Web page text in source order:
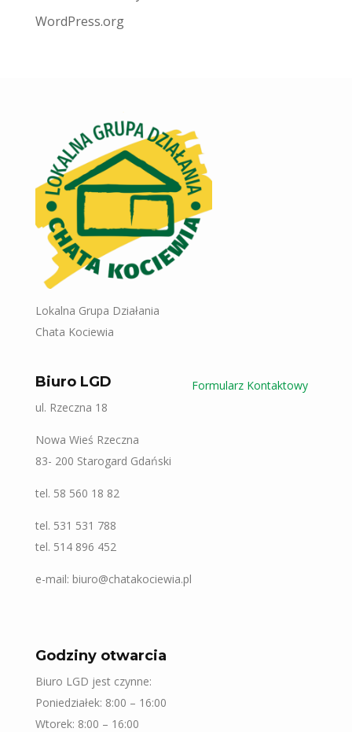
WordPress.org
Lokalna Grupa Działania
Chata Kociewia
Biuro LGD
ul. Rzeczna 18
Nowa Wieś Rzeczna
83- 200 Starogard Gdański
tel. 58 560 18 82
tel. 531 531 788
tel. 514 896 452
e-mail: biuro@chatakociewia.pl
Formularz Kontaktowy
Godziny otwarcia
Biuro LGD jest czynne:
Poniedziałek: 8:00 – 16:00
Wtorek: 8:00 – 16:00